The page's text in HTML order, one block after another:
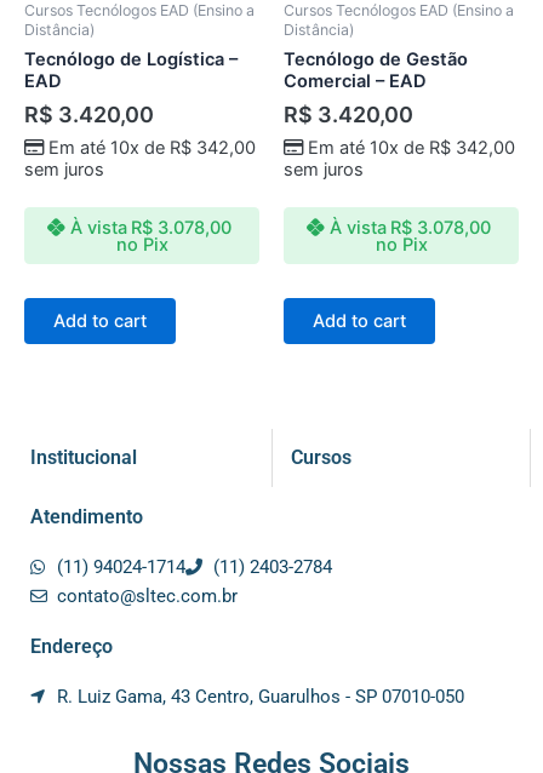
Cursos Tecnólogos EAD (Ensino a
Distância)
Tecnólogo de Logística –
EAD
R$ 3.420,00
Em até 10x de R$342,00
sem juros
À vista R$ 3.078,00
no Pix
Add to cart
Cursos Tecnólogos EAD (Ensino a
Distância)
Tecnólogo de Gestão
Comercial – EAD
R$ 3.420,00
Em até 10x de R$342,00
sem juros
À vista R$ 3.078,00
no Pix
Add to cart
Institucional Cursos
Atendimento
(11) 94024-1714
(11) 2403-2784
contato@sltec.com.br
Endereço
R. Luiz Gama, 43 Centro, Guarulhos - SP 07010-050
Nossas Redes Sociais